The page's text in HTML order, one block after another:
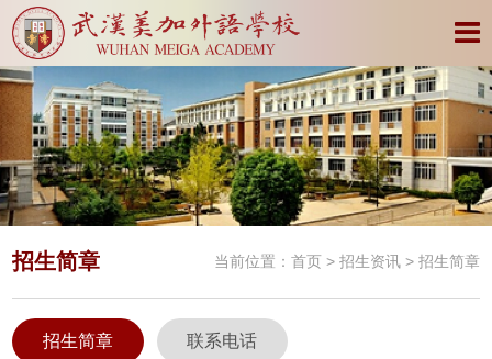
招生简章 当前位置： 首页> 招生资讯> 招生简章
招生简章 联系电话